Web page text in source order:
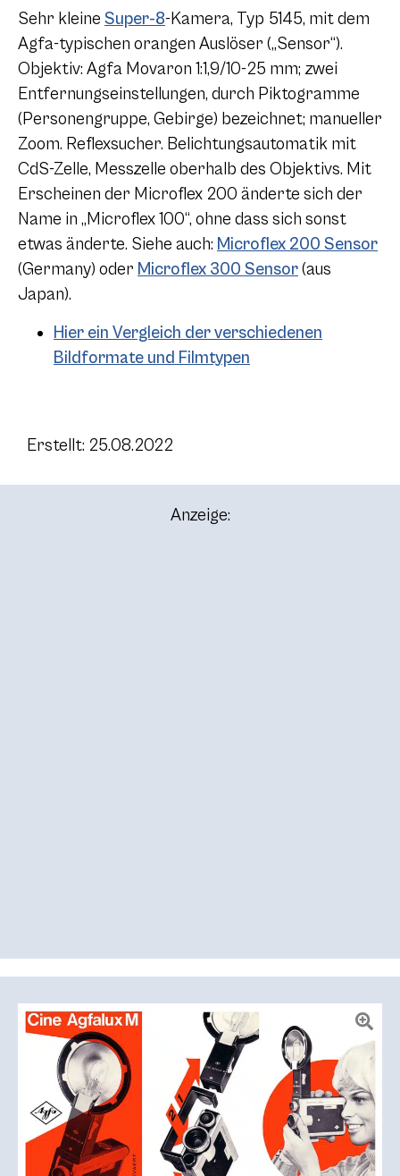
Sehr kleine Super-8-Kamera, Typ 5145, mit dem
Agfa-typischen orangen Auslöser („Sensor“).
Objektiv: Agfa Movaron 1:1,9/10-25 mm; zwei
Entfernungseinstellungen, durch Piktogramme
(Personengruppe, Gebirge) bezeichnet; manueller
Zoom. Reflexsucher. Belichtungsautomatik mit
CdS-Zelle, Messzelle oberhalb des Objektivs. Mit
Erscheinen der Microflex 200 änderte sich der
Name in „Microflex 100“, ohne dass sich sonst
etwas änderte. Siehe auch: Microflex 200 Sensor
(Germany) oder Microflex 300 Sensor(aus
Japan).
Hier ein Vergleich der verschiedenen
Bildformate und Filmtypen
Erstellt: 25.08.2022
Anzeige: